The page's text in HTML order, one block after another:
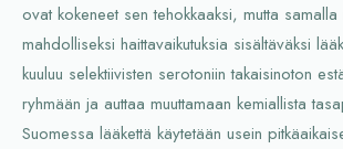
ovat kokeneet sen tehokkaaksi, mutta
mahdolliseksi haittavaikutuksia sisältäväksi
kuuluu selektiivisten serotoniin takaisinoton
ryhmään ja auttaa muuttamaan kemiallista
Suomessa lääkettä käytetään usein